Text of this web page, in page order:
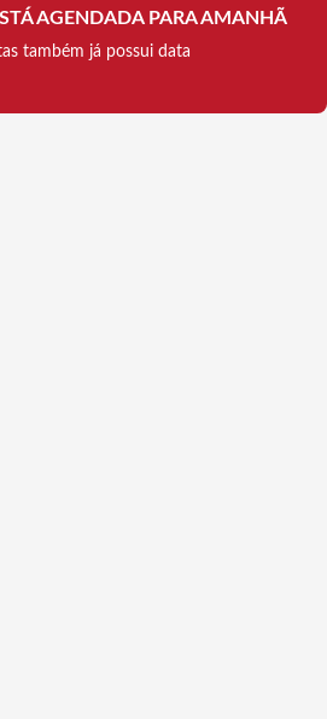
AGENDADA PARA AMANHÃ
também já possui data